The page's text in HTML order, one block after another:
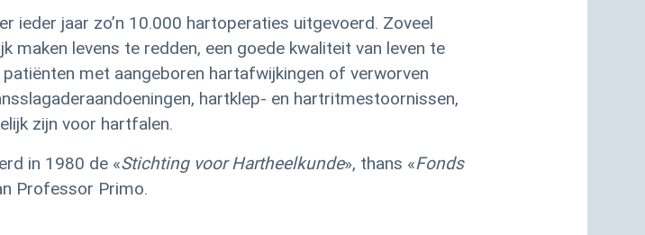
ieder jaar zo’n 10.000 hartoperaties uitgevoerd. Zoveel
maken levens te redden, een goede kwaliteit van leven te
met aangeboren hartafwijkingen of verworven
hartklep- en hartritmestoornissen,
zijn voor hartfalen.
in 1980 de «Stichting voor Hartheelkunde», thans «Fonds
Professor Primo.